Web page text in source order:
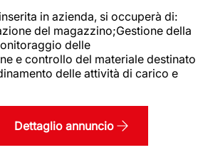
in azienda, si occuperà di:
del magazzino;Gestione della
delle
e controllo del materiale destinato
delle attività di carico e
Dettaglio annuncio